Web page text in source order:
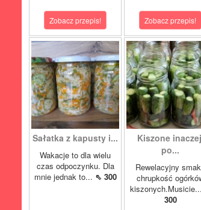
Zobacz przepis! Zobacz przepis!
Sałatka z kapusty i...
Wakacje to dla wielu
czas odpoczynku. Dla
mnie jednak to... ⇖ 300
Kiszone
po...
Rewelacyjny
chrupkość
kiszonych.Musicie...
300